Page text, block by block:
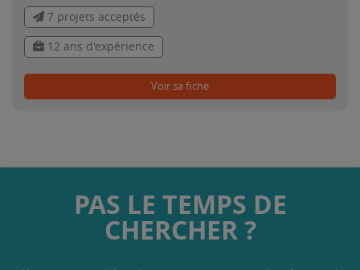
7 projets acceptés
12 ans d'expérience
Voir sa fiche
PAS LE TEMPS DE
CHERCHER ?